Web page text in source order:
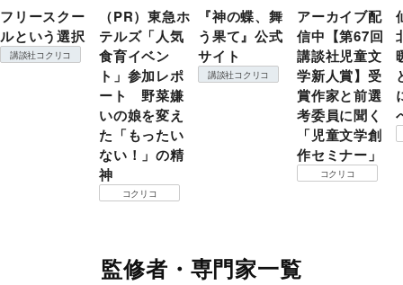
フリースクー
ルという選択
講談社コクリコ
（PR）東急ホ
テルズ「人気
食育イベン
ト」参加レポ
ート 野菜嫌
いの娘を変え
た「もったい
ない！」の精
神
コクリコ
『神の蝶、舞
う果て』公式
サイト
講談社コクリコ
アーカイブ配
信中【第67回
講談社児童文
学新人賞】受
賞作家と前選
考委員に聞く
「児童文学創
作セミナー」
コクリコ
監修者・専門家一覧